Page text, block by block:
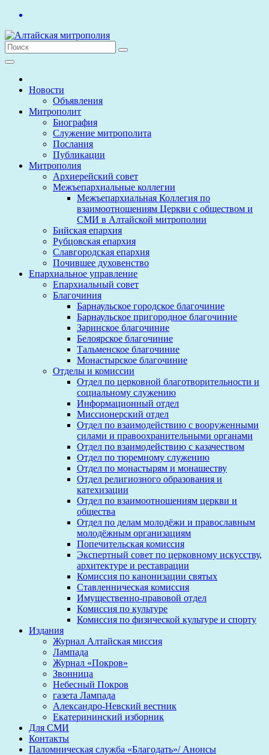
Перейти
содержимому
Новости
Объявления
Митрополит
Биография
Служение митрополита
Послания
Публикации
Митрополия
Архиерейский совет
Межъепархиальные коллегии
Межъепархиальная Коллегия по
взаимоотношениям Церкви с обществом и
СМИ в Алтайской митрополии
Бийская епархия
Рубцовская епархия
Славгородская епархия
Почившее духовенство
Епархиальное управление
Епархиальный совет
Благочиния
Барнаульское городское благочиние
Барнаульское пригородное благочиние
Заринское благочиние
Белоярское благочиние
Тальменское благочиние
Монастырское благочиние
Отделы и комиссии
Отдел по церковной благотворительности и
социальному служению
Информационный отдел
Миссионерский отдел
Отдел по взаимодействию с вооруженными
силами и правоохранительными органами
Отдел по взаимодействию с казачеством
Отдел по тюремному служению
Отдел по монастырям и монашеству
Отдел религиозного образования и
катехизации
Отдел по взаимоотношениям церкви и
общества
Отдел по делам молодёжи и православным
молодёжным организациям
Попечительская комиссия
Экспертный совет по церковному искусству,
архитектуре и реставрации
Комиссия по канонизации святых
Ставленническая комиссия
Имущественно-правовой отдел
Комиссия по культуре
Комиссия по физической культуре и спорту
Издания
Журнал Алтайская миссия
Лампада
Журнал «Покров»
Звонница
Небесный Покров
газета Лампада
Александро-Невский вестник
Екатерининский изборник
Для СМИ
Контакты
Паломническая служба «Благодать»/ Анонсы